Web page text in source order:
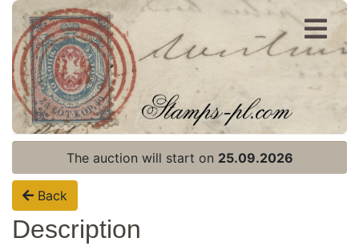
Register
Login
The auction will start on 25.09.2026
Back
Description